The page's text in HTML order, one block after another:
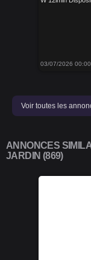
03/07/2026 00:00
Voir toutes les
ANNONCES
JARDIN (869)